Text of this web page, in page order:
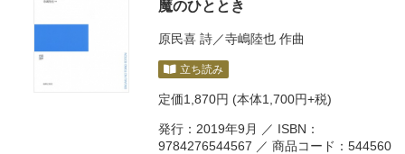
魔のひととき
原民喜 詩／寺嶋陸也 作曲
立ち読み
定価1,870円 (本体1,700円+税)
発行：2019年9月 ／ ISBN：
9784276544567 ／ 商品コード：544560